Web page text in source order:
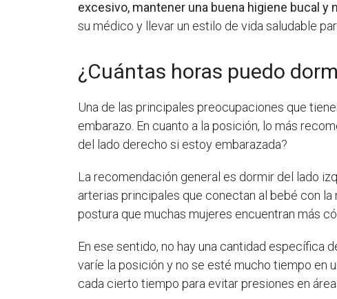
excesivo, mantener una buena higiene bucal
su médico y llevar un estilo de vida saludable
¿Cuántas horas puedo
Una de las principales preocupaciones que
embarazo. En cuanto a la posición, lo más
del lado derecho si estoy embarazada?
La recomendación general es dormir del lado
arterias principales que conectan al bebé con
postura que muchas mujeres encuentran más
En ese sentido, no hay una cantidad específica
varíe la posición y no se esté mucho tiempo en
cada cierto tiempo para evitar presiones en